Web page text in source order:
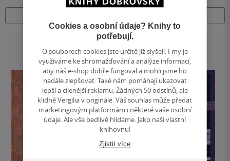
Cookies a osobní údaje? Knihy to
potřebují.
O souborech cookies jste určitě již slyšeli. I my je
využíváme ke shromažďování a analýze informací,
aby náš e-shop dobře fungoval a mohli jsme ho
nadále zlepšovat. Také nám pomáhají ukazovat
lepší a cílenější reklamu. Žádných 50 odstínů, ale
klidně Vergilia v originále. Váš souhlas může předat
marketingovým platformám i některé vaše osobní
údaje. Ale vše bedlivě hlídáme. Jako naši vlastní
knihovnu!
Zjistit více